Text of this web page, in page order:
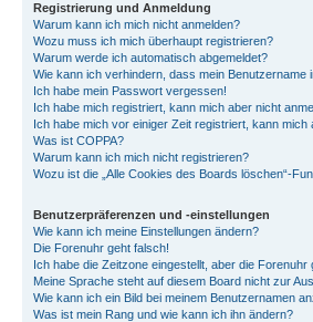
Registrierung und Anmeldung
Warum kann ich mich nicht anmelden?
Wozu muss ich mich überhaupt registrieren?
Warum werde ich automatisch abgemeldet?
Wie kann ich verhindern, dass mein Benutzername
Ich habe mein Passwort vergessen!
Ich habe mich registriert, kann mich aber nicht
Ich habe mich vor einiger Zeit registriert, kann mich
Was ist COPPA?
Warum kann ich mich nicht registrieren?
Wozu ist die „Alle Cookies des Boards löschen“-
Benutzerpräferenzen und -einstellungen
Wie kann ich meine Einstellungen ändern?
Die Forenuhr geht falsch!
Ich habe die Zeitzone eingestellt, aber die Forenuhr
Meine Sprache steht auf diesem Board nicht zur
Wie kann ich ein Bild bei meinem Benutzernamen
Was ist mein Rang und wie kann ich ihn ändern?